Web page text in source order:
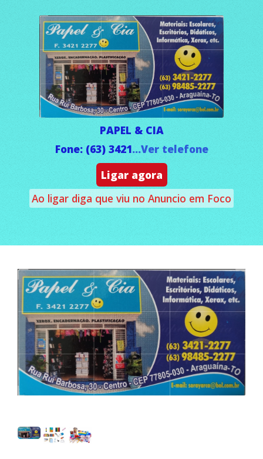
PAPEL & CIA
Fone: (63) 3421...Ver telefone
Ligar agora
Ao ligar diga que viu no Anuncio em Foco